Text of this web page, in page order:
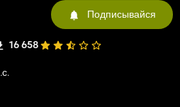
Подписывайся
16 658